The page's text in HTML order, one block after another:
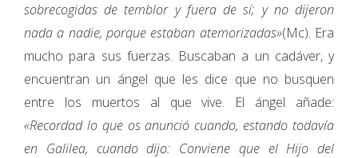
sobrecogidas de temblor y fuera de sí; y no dijeron
nada a nadie, porque estaban atemorizadas»(Mc). Era
mucho para sus fuerzas. Buscaban a un cadáver, y
encuentran un ángel que les dice que no busquen
entre los muertos al que vive. El ángel añade:
«Recordad lo que os anunció cuando, estando todavía
en Galilea, cuando dijo: Conviene que el Hijo del